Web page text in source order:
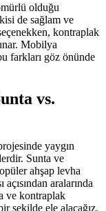
olduğu
de sağlam ve
kontraplak
Mobilya
farkları göz önünde
vs.
yaygın
Sunta ve
ahşap levha
aralarında
ve kontraplak
şekilde ele alacağız.